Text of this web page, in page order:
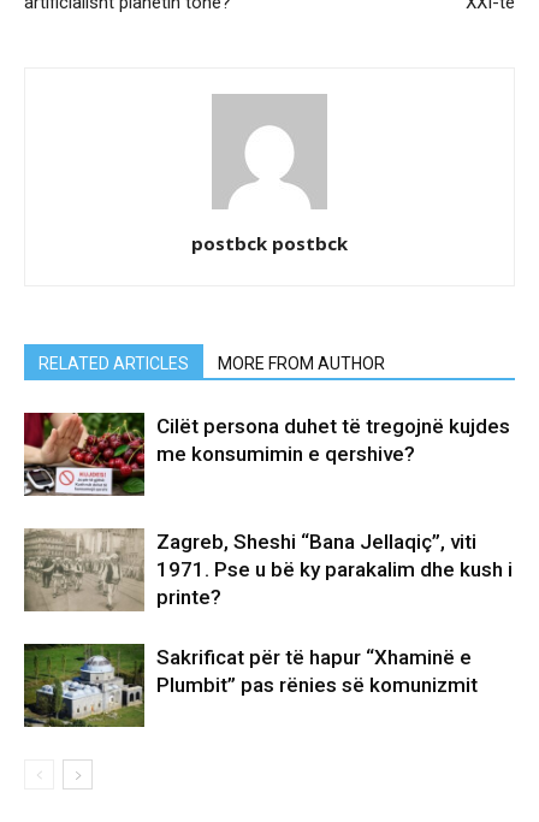
postbck postbck
RELATED ARTICLES MORE FROM AUTHOR
Cilët persona duhet të tregojnë kujdes
me konsumimin e qershive?
Zagreb, Sheshi “Bana Jellaqiç”, viti
1971. Pse u bë ky parakalim dhe kush i
printe?
Sakrificat për të hapur “Xhaminë e
Plumbit” pas rënies së komunizmit